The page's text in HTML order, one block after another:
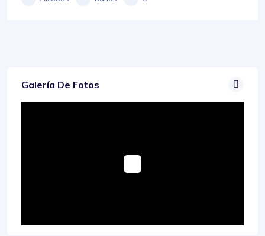
Galería De Fotos